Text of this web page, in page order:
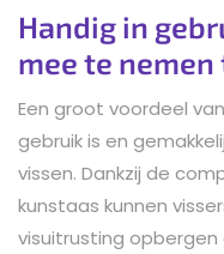
Handig in
mee te
Een groot voordeel
gebruik is en
vissen. Dankzij de
kunstaas kunnen
visuitrusting